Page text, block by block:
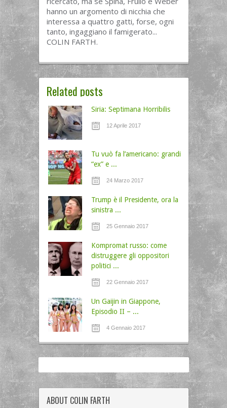
hanno un argomento di nicchia che
interessa a quattro gatti, forse, ogni
tanto, ingaggiano il famigerato...
COLIN FARTH.
Related posts
Siria: Septimana Horribilis
12 Aprile 2017
Tu vuò fa l’americano: grandi
“ex” e ...
24 Marzo 2017
Trump è il Presidente, ora la
sinistra ...
25 Gennaio 2017
Kompromat russo: come
distruggere gli oppositori
politici ...
22 Gennaio 2017
Un Gaijin in Giappone,
Episodio II – ...
4 Gennaio 2017
ABOUT COLIN FARTH